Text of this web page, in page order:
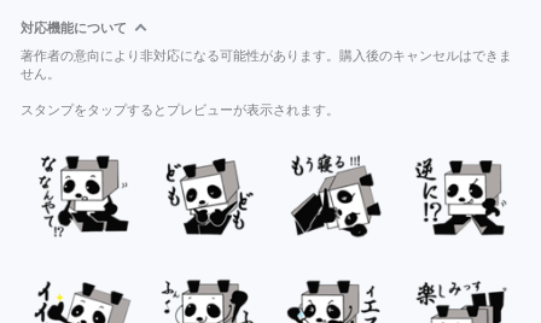
対応機能について
著作者の意向により非対応になる可能性があります。購入後のキャンセルはできま
せん。
スタンプをタップするとプレビューが表示されます。